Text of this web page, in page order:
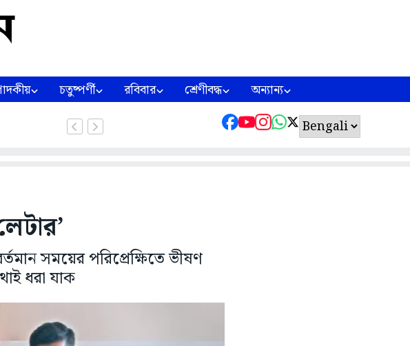
চতুষ্পর্ণী রবিবার শ্রেণীবদ্ধ অন্যান্য
সময়ের পরিপ্রেক্ষিতে ভীষণ
ধরা যাক